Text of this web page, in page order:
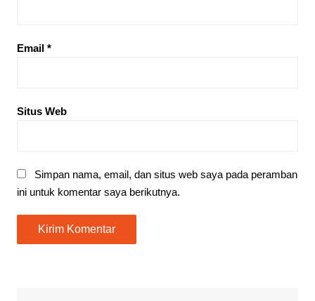
Email *
Situs Web
Simpan nama, email, dan situs web saya pada peramban
ini untuk komentar saya berikutnya.